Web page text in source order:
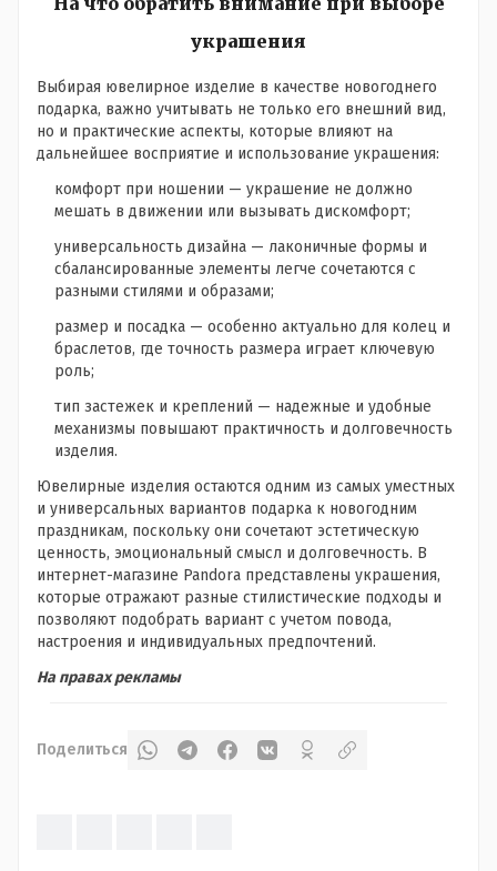
украшения
Выбирая ювелирное изделие в качестве новогоднего
подарка, важно учитывать не только его внешний вид,
но и практические аспекты, которые влияют на
дальнейшее восприятие и использование украшения:
комфорт при ношении — украшение не должно
мешать в движении или вызывать дискомфорт;
универсальность дизайна — лаконичные формы и
сбалансированные элементы легче сочетаются с
разными стилями и образами;
размер и посадка — особенно актуально для колец и
браслетов, где точность размера играет ключевую
роль;
тип застежек и креплений — надежные и удобные
механизмы повышают практичность и долговечность
изделия.
Ювелирные изделия остаются одним из самых уместных
и универсальных вариантов подарка к новогодним
праздникам, поскольку они сочетают эстетическую
ценность, эмоциональный смысл и долговечность. В
интернет-магазине Pandora представлены украшения,
которые отражают разные стилистические подходы и
позволяют подобрать вариант с учетом повода,
настроения и индивидуальных предпочтений.
На правах рекламы
Поделиться